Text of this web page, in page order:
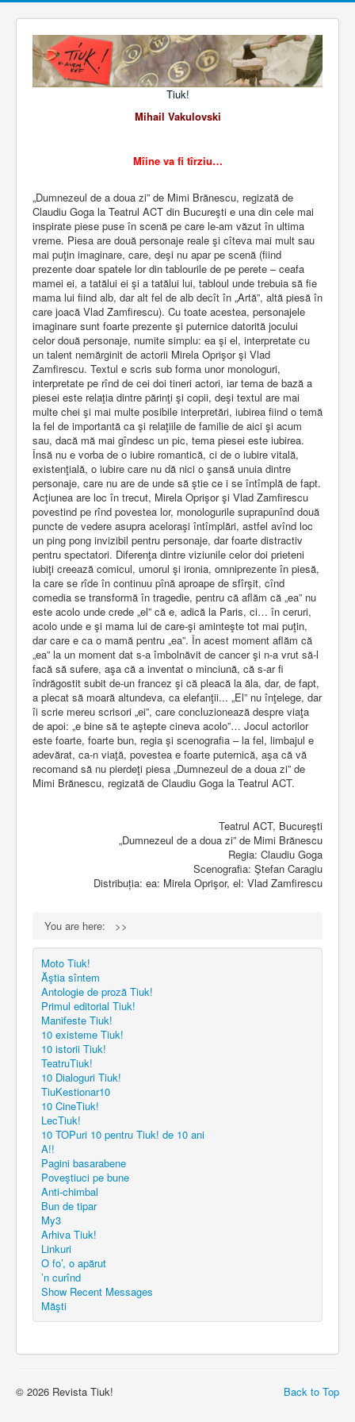
Tiuk!
Mihail Vakulovski
Mîine va fi tîrziu…
„Dumnezeul de a doua zi” de Mimi Brănescu, regizată de
Claudiu Goga la Teatrul ACT din Bucureşti e una din cele mai
inspirate piese puse în scenă pe care le-am văzut în ultima
vreme. Piesa are două personaje reale şi cîteva mai mult sau
mai puţin imaginare, care, deşi nu apar pe scenă (fiind
prezente doar spatele lor din tablourile de pe perete – ceafa
mamei ei, a tatălui ei şi a tatălui lui, tabloul unde trebuia să fie
mama lui fiind alb, dar alt fel de alb decît în „Artă”, altă piesă în
care joacă Vlad Zamfirescu). Cu toate acestea, personajele
imaginare sunt foarte prezente şi puternice datorită jocului
celor două personaje, numite simplu: ea şi el, interpretate cu
un talent nemărginit de actorii Mirela Oprişor şi Vlad
Zamfirescu. Textul e scris sub forma unor monologuri,
interpretate pe rînd de cei doi tineri actori, iar tema de bază a
piesei este relaţia dintre părinţi şi copii, deşi textul are mai
multe chei şi mai multe posibile interpretări, iubirea fiind o temă
la fel de importantă ca şi relaţiile de familie de aici şi acum
sau, dacă mă mai gîndesc un pic, tema piesei este iubirea.
Însă nu e vorba de o iubire romantică, ci de o iubire vitală,
existenţială, o iubire care nu dă nici o şansă unuia dintre
personaje, care nu are de unde să ştie ce i se întîmplă de fapt.
Acţiunea are loc în trecut, Mirela Oprişor şi Vlad Zamfirescu
povestind pe rînd povestea lor, monologurile suprapunînd două
puncte de vedere asupra aceloraşi întîmplări, astfel avînd loc
un ping pong invizibil pentru personaje, dar foarte distractiv
pentru spectatori. Diferenţa dintre viziunile celor doi prieteni
iubiţi creează comicul, umorul şi ironia, omniprezente în piesă,
la care se rîde în continuu pînă aproape de sfîrşit, cînd
comedia se transformă în tragedie, pentru că aflăm că „ea” nu
este acolo unde crede „el” că e, adică la Paris, ci… în ceruri,
acolo unde e şi mama lui de care-şi aminteşte tot mai puţin,
dar care e ca o mamă pentru „ea”. În acest moment aflăm că
„ea” la un moment dat s-a îmbolnăvit de cancer şi n-a vrut să-l
facă să sufere, aşa că a inventat o minciună, că s-ar fi
îndrăgostit subit de-un francez şi că pleacă la ăla, dar, de fapt,
a plecat să moară altundeva, ca elefanţii... „El” nu înţelege, dar
îi scrie mereu scrisori „ei”, care concluzionează despre viaţa
de apoi: „e bine să te aştepte cineva acolo”… Jocul actorilor
este foarte, foarte bun, regia şi scenografia – la fel, limbajul e
adevărat, ca-n viaţă, povestea e foarte puternică, aşa că vă
recomand să nu pierdeţi piesa „Dumnezeul de a doua zi” de
Mimi Brănescu, regizată de Claudiu Goga la Teatrul ACT.
Teatrul ACT, Bucureşti
„Dumnezeul de a doua zi” de Mimi Brănescu
Regia: Claudiu Goga
Scenografia: Ştefan Caragiu
Distribuția: ea: Mirela Oprişor, el: Vlad Zamfirescu
You are here: >>
Moto Tiuk!
Ăştia sîntem
Antologie de proză Tiuk!
Primul editorial Tiuk!
Manifeste Tiuk!
10 existeme Tiuk!
10 istorii Tiuk!
TeatruTiuk!
10 Dialoguri Tiuk!
TiuKestionar10
10 CineTiuk!
LecTiuk!
10 TOPuri 10 pentru Tiuk! de 10 ani
A!!
Pagini basarabene
Poveştiuci pe bune
Anti-chimbal
Bun de tipar
My3
Arhiva Tiuk!
Linkuri
O fo’, o apărut
’n curînd
Show Recent Messages
Măşti
Back to Top
© 2026 Revista Tiuk!